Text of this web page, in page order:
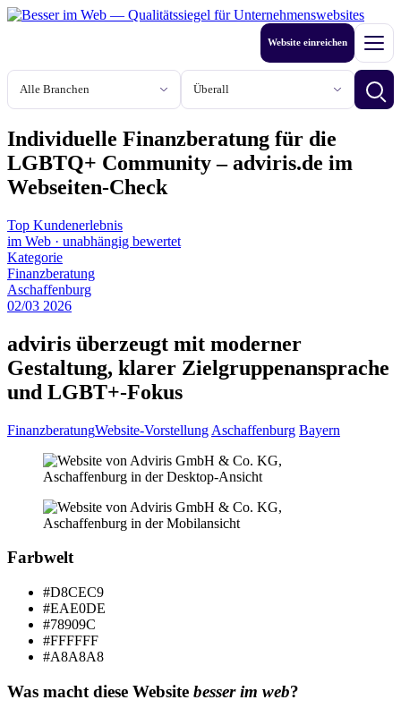
Zum
Branche
Stadt oder Region
Website einreichen Menü
Individuelle Finanzberatung für die
LGBTQ+ Community – adviris.de im
Webseiten-Check
Top Kundenerlebnis
im Web · unabhängig bewertet
Kategorie
Finanzberatung
Aschaffenburg
02/03 2026
adviris überzeugt mit moderner
Gestaltung, klarer Zielgruppenansprache
und LGBT+-Fokus
FinanzberatungWebsite-Vorstellung Aschaffenburg Bayern
Farbwelt
#D8CEC9
#EAE0DE
#78909C
#FFFFFF
#A8A8A8
Was macht diese Website besser im web?